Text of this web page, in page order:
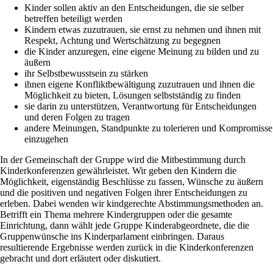
Kinder sollen aktiv an den Entscheidungen, die sie selber
betreffen beteiligt werden
Kindern etwas zuzutrauen, sie ernst zu nehmen und ihnen mit
Respekt, Achtung und Wertschätzung zu begegnen
die Kinder anzuregen, eine eigene Meinung zu bilden und zu
äußern
ihr Selbstbewusstsein zu stärken
ihnen eigene Konfliktbewältigung zuzutrauen und ihnen die
Möglichkeit zu bieten, Lösungen selbstständig zu finden
sie darin zu unterstützen, Verantwortung für Entscheidungen
und deren Folgen zu tragen
andere Meinungen, Standpunkte zu tolerieren und Kompromisse
einzugehen
In der Gemeinschaft der Gruppe wird die Mitbestimmung durch
Kinderkonferenzen gewährleistet. Wir geben den Kindern die
Möglichkeit, eigenständig Beschlüsse zu fassen, Wünsche zu äußern
und die positiven und negativen Folgen ihrer Entscheidungen zu
erleben. Dabei wenden wir kindgerechte Abstimmungsmethoden an.
Betrifft ein Thema mehrere Kindergruppen oder die gesamte
Einrichtung, dann wählt jede Gruppe Kinderabgeordnete, die die
Gruppenwünsche ins Kinderparlament einbringen. Daraus
resultierende Ergebnisse werden zurück in die Kinderkonferenzen
gebracht und dort erläutert oder diskutiert.